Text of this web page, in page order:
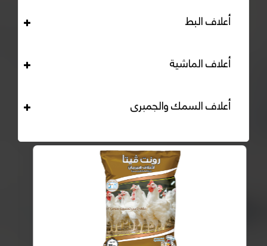
أعلاف البط
أعلاف الماشية
أعلاف السمك والجمبرى